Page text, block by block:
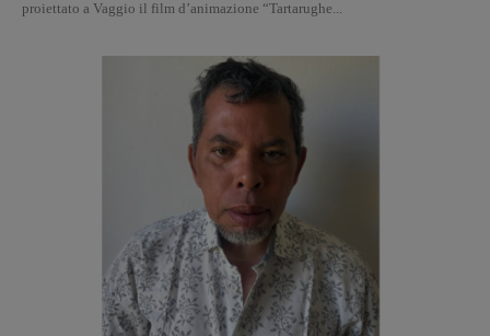
proiettato a Vaggio il film d’animazione “Tartarughe...